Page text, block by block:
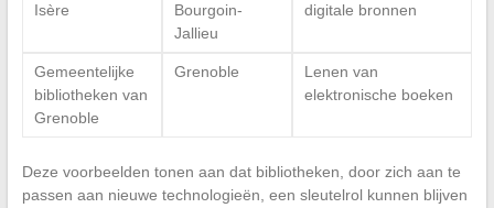
Isère
Bourgoin-
Jallieu
digitale bronnen
Gemeentelijke
bibliotheken van
Grenoble
Grenoble
Lenen van
elektronische boeken
Deze voorbeelden tonen aan dat bibliotheken, door zich aan te
passen aan nieuwe technologieën, een sleutelrol kunnen blijven